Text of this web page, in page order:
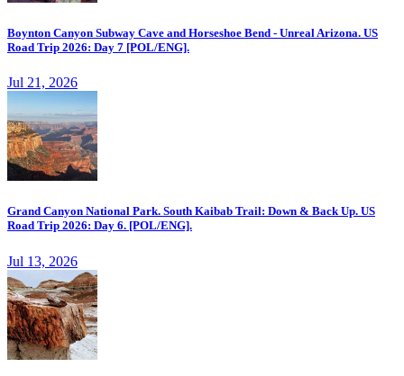
Boynton Canyon Subway Cave and Horseshoe Bend - Unreal Arizona. US
Road Trip 2026: Day 7 [POL/ENG].
Jul 21, 2026
Grand Canyon National Park. South Kaibab Trail: Down & Back Up. US
Road Trip 2026: Day 6. [POL/ENG].
Jul 13, 2026